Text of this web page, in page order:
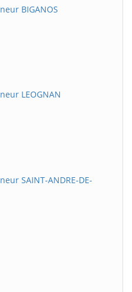
BIGANOS
LEOGNAN
SAINT-ANDRE-DE-